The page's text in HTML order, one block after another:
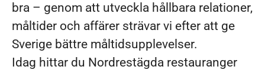
bra – genom att utveckla hållbara relationer,
måltider och affärer strävar vi efter att ge
Sverige bättre måltidsupplevelser.
Idag hittar du Nordrestägda restauranger